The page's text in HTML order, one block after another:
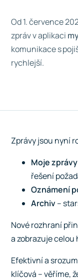
Od 1. července
zpráv v aplikaci
komunikace s
rychlejší.
Zprávy jsou nyní
Moje zprávy
řešení
Oznámení
Archiv–
Nové rozhraní
a zobrazuje celou
Efektivní a
klíčová – věříme,